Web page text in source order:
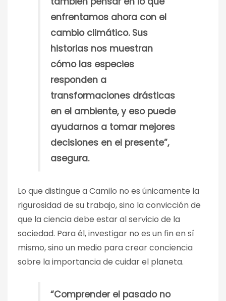
enfrentamos ahora con el
cambio climático. Sus
historias nos muestran
cómo las especies
responden a
transformaciones drásticas
en el ambiente, y eso puede
ayudarnos a tomar mejores
decisiones en el presente”,
asegura.
Lo que distingue a Camilo no es únicamente la
rigurosidad de su trabajo, sino la convicción de
que la ciencia debe estar al servicio de la
sociedad. Para él, investigar no es un fin en sí
mismo, sino un medio para crear conciencia
sobre la importancia de cuidar el planeta.
“Comprender el pasado no